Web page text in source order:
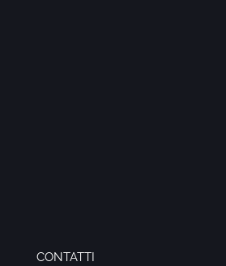
CONTATTI